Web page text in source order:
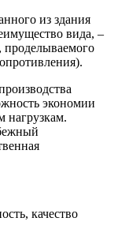
из здания
вида, –
проделываемого
экономии
нагрузкам.
качество